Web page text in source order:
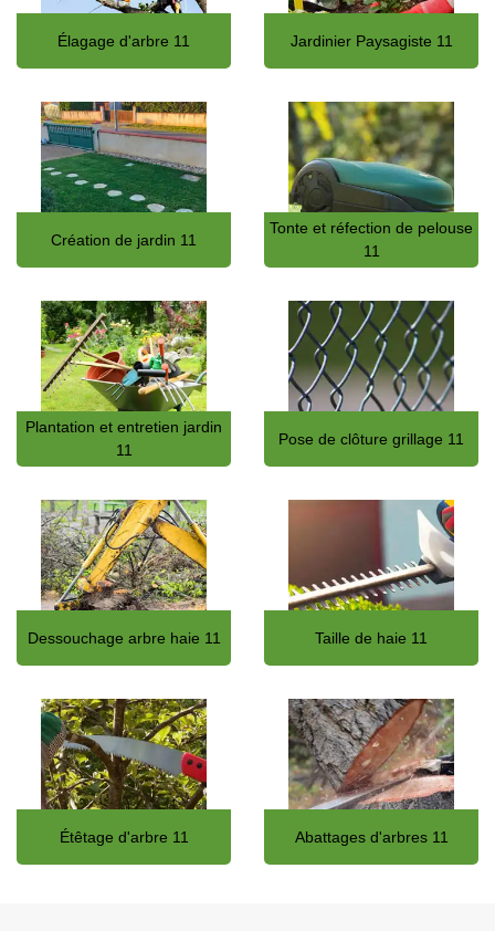
Élagage d'arbre 11 Jardinier Paysagiste 11
Création de jardin 11
Tonte et réfection de pelouse
11
Plantation et entretien jardin
11
Pose de clôture grillage 11
Dessouchage arbre haie 11 Taille de haie 11
Étêtage d'arbre 11 Abattages d'arbres 11